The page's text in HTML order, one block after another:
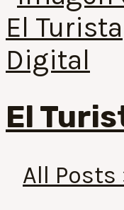
El
All Posts